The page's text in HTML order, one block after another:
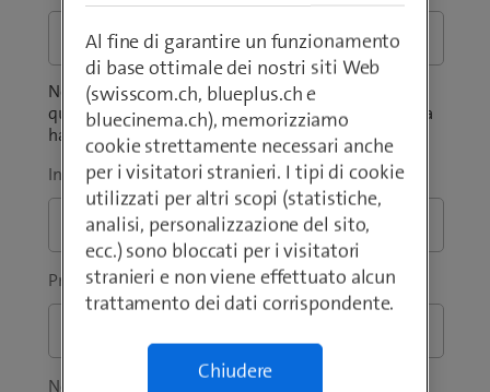
Non è sicuro della portata del prodotto? Si chiede
quanto costi l'offerta per la sua azienda? Ci dica cosa
ha in mente.
Indirizzo e-mail aziendale*
Prefisso* Telefono*
Nome
Al fine di garantire un funzionamento
di base ottimale dei nostri siti Web
(swisscom.ch, blueplus.ch e
bluecinema.ch), memorizziamo
cookie strettamente necessari anche
per i visitatori stranieri. I tipi di cookie
utilizzati per altri scopi (statistiche,
analisi, personalizzazione del sito,
ecc.) sono bloccati per i visitatori
stranieri e non viene effettuato alcun
trattamento dei dati corrispondente.
Chiudere